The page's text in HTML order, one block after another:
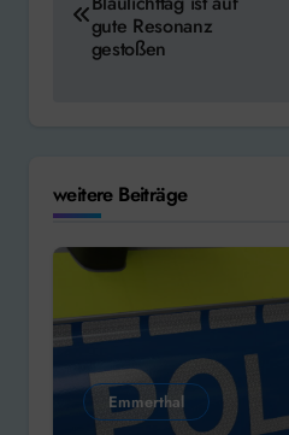
gute Resonanz
gestoßen
weitere Beiträge
Emmerthal